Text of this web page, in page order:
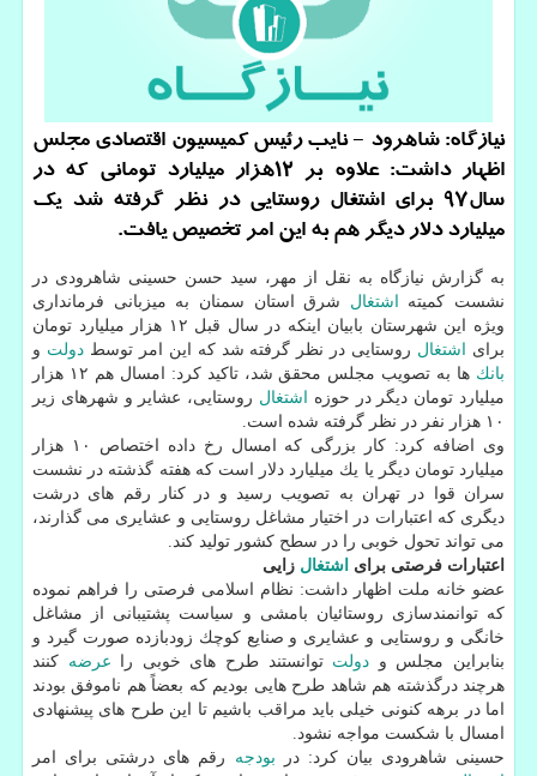
نیازگاه: شاهرود - نایب رئیس كمیسیون اقتصادی مجلس
اظهار داشت: علاوه بر ۱۲هزار میلیارد تومانی كه در
سال۹۷ برای اشتغال روستایی در نظر گرفته شد یك
میلیارد دلار دیگر هم به این امر تخصیص یافت.
به گزارش نیازگاه به نقل از مهر، سید حسن حسینی شاهرودی در
نشست كمیته
اشتغال شرق استان سمنان به میزبانی فرمانداری
ویژه این شهرستان بابیان اینكه در سال قبل ۱۲ هزار میلیارد تومان
برای
اشتغال روستایی در نظر گرفته شد كه این امر توسطدولت و
بانك
ها به تصویب مجلس محقق شد، تاكید كرد: امسال هم ۱۲ هزار
میلیارد تومان دیگر در حوزه
اشتغال روستایی، عشایر و شهرهای زیر
۱۰ هزار نفر در نظر گرفته شده است.
وی اضافه كرد: كار بزرگی كه امسال رخ داده اختصاص ۱۰ هزار
میلیارد تومان دیگر یا یك میلیارد دلار است كه هفته گذشته در نشست
سران قوا در تهران به تصویب رسید و در كنار رقم های درشت
دیگری كه اعتبارات در اختیار مشاغل روستایی و عشایری می گذارند،
می تواند تحول خوبی را در سطح كشور تولید كند.
اعتبارات فرصتی برای اشتغال زایی
عضو خانه ملت اظهار داشت: نظام اسلامی فرصتی را فراهم نموده
كه توانمندسازی روستائیان بامشی و سیاست پشتیبانی از مشاغل
خانگی و روستایی و عشایری و صنایع كوچك زودبازده صورت گیرد و
بنابراین مجلس و دولت توانستند طرح های خوبی را عرضه كنند
هرچند درگذشته هم شاهد طرح هایی بودیم كه بعضاً هم ناموفق بودند
اما در برهه كنونی خیلی باید مراقب باشیم تا این طرح های پیشنهادی
امسال با شكست مواجه نشود.
حسینی شاهرودی بیان كرد: در بودجه رقم های درشتی برای امر